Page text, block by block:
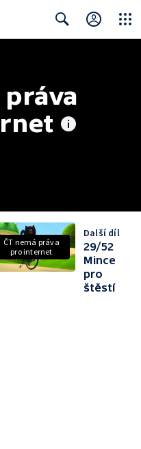
práva
ČT nemá práva
pro internet
Další díl
29/52
Mince
pro
štěstí